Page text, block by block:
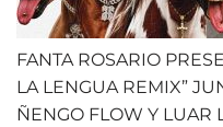
FANTA ROSARIO
LA LENGUA REMIX”
ÑENGO FLOW Y LUAR